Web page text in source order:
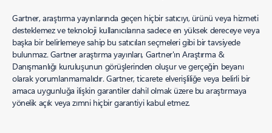
Gartner, araştırma yayınlarında geçen hiçbir satıcıyı, ürünü veya hizmeti
desteklemez ve teknoloji kullanıcılarına sadece en yüksek dereceye veya
başka bir belirlemeye sahip bu satıcıları seçmeleri gibi bir tavsiyede
bulunmaz. Gartner araştırma yayınları, Gartner'ın Araştırma &
Danışmanlığı kuruluşunun görüşlerinden oluşur ve gerçeğin beyanı
olarak yorumlanmamalıdır. Gartner, ticarete elverişliliğe veya belirli bir
amaca uygunluğa ilişkin garantiler dahil olmak üzere bu araştırmaya
yönelik açık veya zımni hiçbir garantiyi kabul etmez.